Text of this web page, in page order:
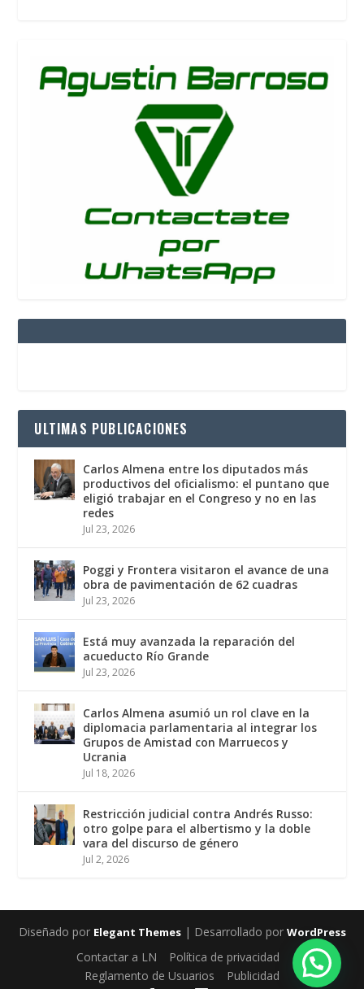
ULTIMAS PUBLICACIONES
Carlos Almena entre los diputados más
productivos del oficialismo: el puntano que
eligió trabajar en el Congreso y no en las
redes
Jul 23, 2026
Poggi y Frontera visitaron el avance de una
obra de pavimentación de 62 cuadras
Jul 23, 2026
Está muy avanzada la reparación del
acueducto Río Grande
Jul 23, 2026
Carlos Almena asumió un rol clave en la
diplomacia parlamentaria al integrar los
Grupos de Amistad con Marruecos y
Ucrania
Jul 18, 2026
Restricción judicial contra Andrés Russo:
otro golpe para el albertismo y la doble
vara del discurso de género
Jul 2, 2026
Diseñado por Elegant Themes| Desarrollado por WordPress
Contactar a LN
Política de privacidad
Reglamento de Usuarios
Publicidad